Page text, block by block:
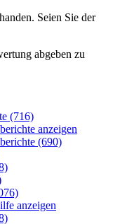
Seien Sie der
abgeben zu
(716)
anzeigen
(690)
anzeigen